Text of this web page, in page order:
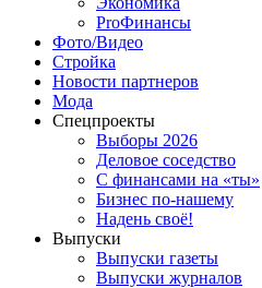
ProФинансы
Фото/Видео
Стройка
Новости партнеров
Мода
Спецпроекты
Выборы 2026
Деловое соседство
С финансами на «ты»
Бизнес по-нашему
Надень своё!
Выпуски
Выпуски газеты
Выпуски журналов